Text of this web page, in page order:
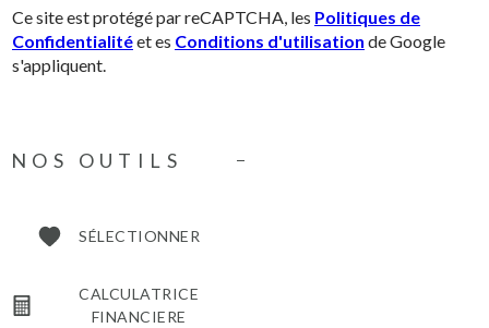
Ce site est protégé par reCAPTCHA, les Politiques de
Confidentialitéet es Conditions d'utilisation de Google
s'appliquent.
NOS OUTILS
SÉLECTIONNER
CALCULATRICE
FINANCIERE